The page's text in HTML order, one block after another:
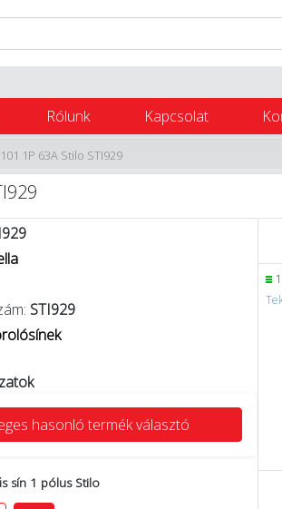
Rólunk Kapcsolat
1P 63A Stilo STI929
STI929
hasonló termék választó
sín 1 pólus Stilo